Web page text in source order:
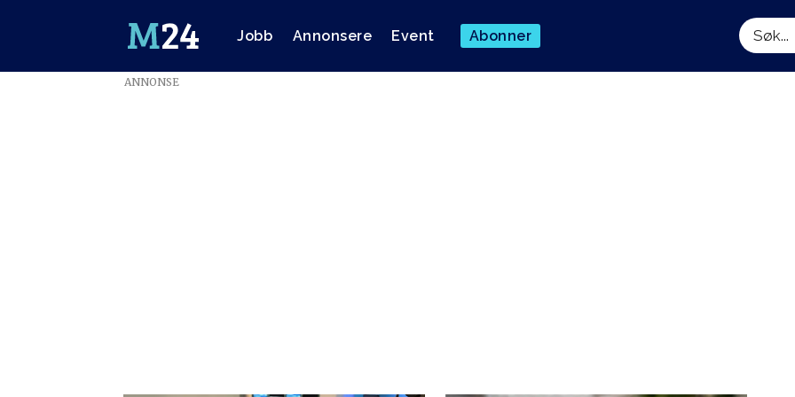
Jobb Annonsere Event Abonner
Søk
Emne:ANNONSE